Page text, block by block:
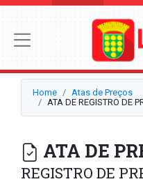
Home
Atas de Preços
ATA DE REGISTRO DE
ATA DE
REGISTRO DE